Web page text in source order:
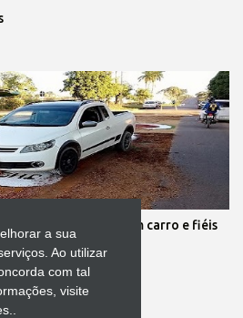
a sua
Ao utilizar
com tal
visite
de Corpus Christi com carro e fiéis